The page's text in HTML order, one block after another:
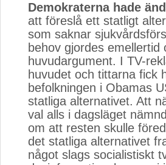
Demokraterna hade
att föreslå ett statligt
som saknar
behov gjordes
huvudargument. I TV-
huvudet och tittarna fick
befolkningen i Obamas
statliga alternativet. Att
val alls i dagsläget
om att resten skulle
det statliga alternativet
något slags socialistiskt